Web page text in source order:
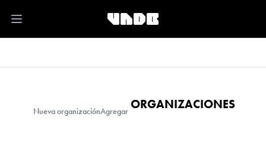
Open main menu
Nueva organizaciónAgregar ORGANIZACIONES